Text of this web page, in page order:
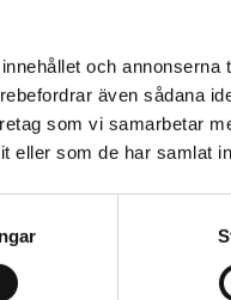
och
även sådana
som vi samarbetar
eller som de har samlat
att du besöker
Vi erbjuder inte
slutföra ett köp
vara i Sverige.Läs mer
Författare